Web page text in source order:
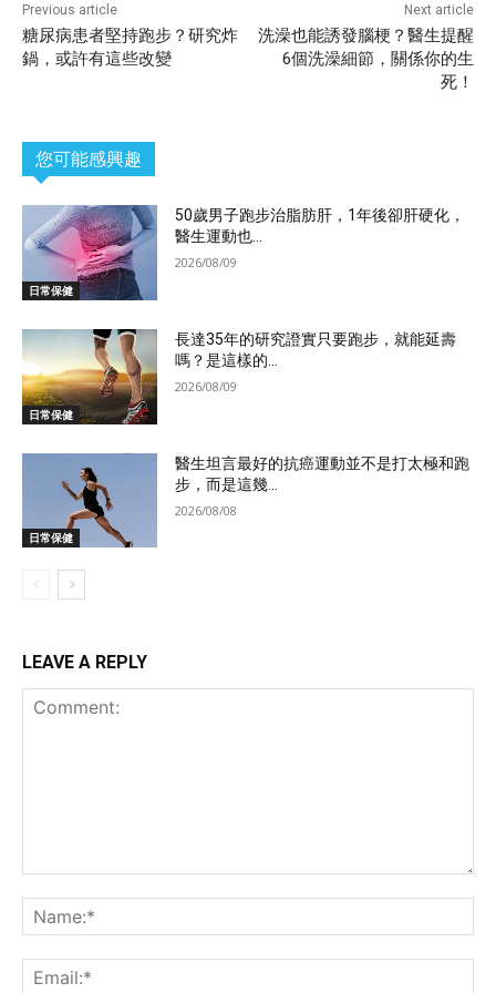
Previous article
糖尿病患者堅持跑步？研究炸
鍋，或許有這些改變
Next article
洗澡也能誘發腦梗？醫生提醒
6個洗澡細節，關係你的生
死！
您可能感興趣
日常保健
50歲男子跑步治脂肪肝，1年後卻肝硬化，
醫生運動也...
2026/08/09
日常保健
長達35年的研究證實只要跑步，就能延壽
嗎？是這樣的...
2026/08/09
日常保健
醫生坦言最好的抗癌運動並不是打太極和跑
步，而是這幾...
2026/08/08
LEAVE A REPLY